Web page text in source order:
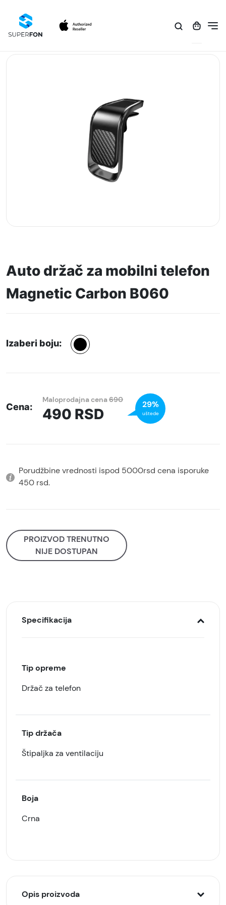
Auto držač za mobilni telefon
Magnetic Carbon B060
Izaberi boju:
Cena:
Maloprodajna cena690
490 RSD
29%
uštede
Porudžbine vrednosti ispod 5000rsd cena isporuke
450 rsd.
PROIZVOD TRENUTNO
NIJE DOSTUPAN
Specifikacija
Tip opreme
Držač za telefon
Tip držača
Štipaljka za ventilaciju
Boja
Crna
Opis proizvoda